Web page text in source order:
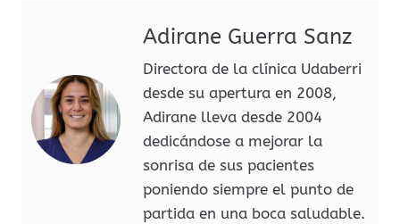
Adirane Guerra Sanz
Directora de la clínica Udaberri
desde su apertura en 2008,
Adirane lleva desde 2004
dedicándose a mejorar la
sonrisa de sus pacientes
poniendo siempre el punto de
partida en una boca saludable.